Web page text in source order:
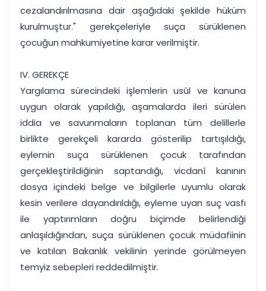
cezalandırılmasına dair aşağıdaki şekilde hüküm
kurulmuştur." gerekçeleriyle suça sürüklenen
çocuğun mahkumiyetine karar verilmiştir.
IV. GEREKÇE
Yargılama sürecindeki işlemlerin usûl ve kanuna
uygun olarak yapıldığı, aşamalarda ileri sürülen
iddia ve savunmaların toplanan tüm delillerle
birlikte gerekçeli kararda gösterilip tartışıldığı,
eylemin suça sürüklenen çocuk tarafından
gerçekleştirildiğinin saptandığı, vicdanî kanının
dosya içindeki belge ve bilgilerle uyumlu olarak
kesin verilere dayandırıldığı, eyleme uyan suç vasfı
ile yaptırımların doğru biçimde belirlendiği
anlaşıldığından, suça sürüklenen çocuk müdafiinin
ve katılan Bakanlık vekilinin yerinde görülmeyen
temyiz sebepleri reddedilmiştir.